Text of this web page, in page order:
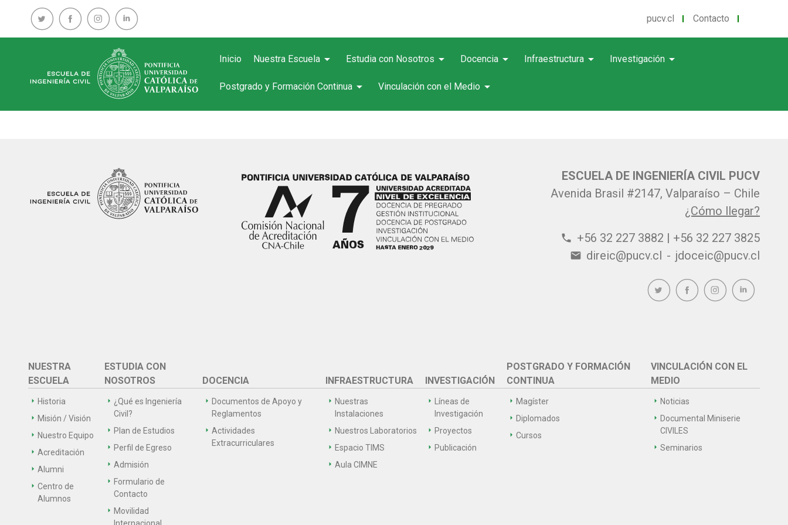
pucv.cl Contacto
Inicio Nuestra Escuela arrow_drop_down Estudia con Nosotros arrow_drop_down Docencia arrow_drop_down Infraestructura arrow_drop_down Investigación arrow_drop_down
Postgrado y Formación Continua arrow_drop_down Vinculación con el Medio arrow_drop_down
ESCUELA DE INGENIERÍA CIVIL PUCV
Avenida Brasil #2147, Valparaíso – Chile
¿Cómo llegar?
phone +56 32 227 3882 | +56 32 227 3825
email direic@pucv.cl - jdoceic@pucv.cl
NUESTRA
ESCUELA
Historia
Misión / Visión
Nuestro Equipo
Acreditación
Alumni
Centro de
Alumnos
ESTUDIA CON
NOSOTROS
¿Qué es Ingeniería
Civil?
Plan de Estudios
Perfil de Egreso
Admisión
Formulario de
Contacto
Movilidad
DOCENCIA
Documentos de Apoyo y
Reglamentos
Actividades
Extracurriculares
INFRAESTRUCTURA
Nuestras
Instalaciones
Nuestros Laboratorios
Espacio TIMS
Aula CIMNE
INVESTIGACIÓN
Líneas de
Investigación
Proyectos
Publicación
POSTGRADO Y FORMACIÓN
CONTINUA
Magíster
Diplomados
Cursos
VINCULACIÓN CON EL
MEDIO
Noticias
Documental Miniserie
CIVILES
Seminarios